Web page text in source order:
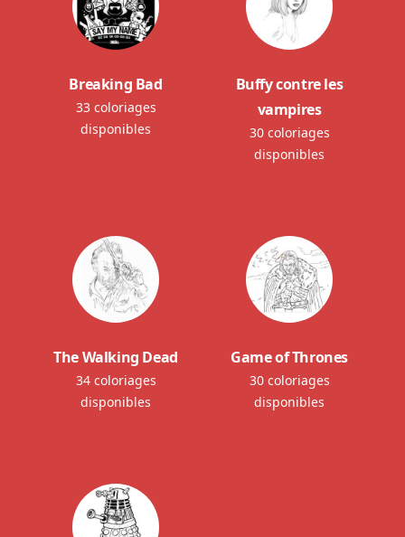
Breaking Bad
33 coloriages
disponibles
Buffy contre les
vampires
30 coloriages
disponibles
The Walking Dead
34 coloriages
disponibles
Game of Thrones
30 coloriages
disponibles